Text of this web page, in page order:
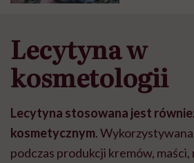
Lecytyna w
kosmetologii
Lecytyna stosowana jest
kosmetycznym.
podczas produkcji kremów, maści,